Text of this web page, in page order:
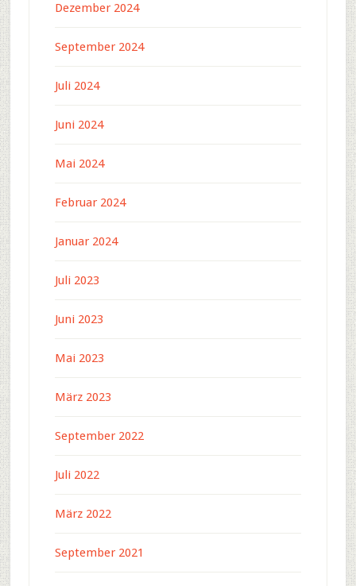
Dezember 2024
September 2024
Juli 2024
Juni 2024
Mai 2024
Februar 2024
Januar 2024
Juli 2023
Juni 2023
Mai 2023
März 2023
September 2022
Juli 2022
März 2022
September 2021